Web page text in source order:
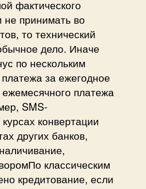
фактического
не принимать во
то технический
дело. Иначе
по нескольким
за ежегодное
платежа
SMS-
конвертации
других банков,
классическим
кредитование, если